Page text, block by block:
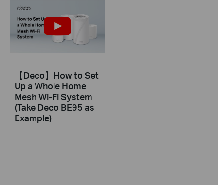
【Deco】How to Set
Up a Whole Home
Mesh Wi-Fi System
(Take Deco BE95 as
Example)